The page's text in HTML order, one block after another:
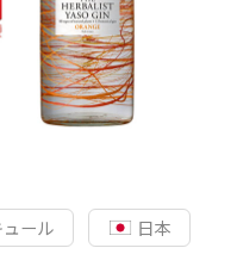
ール 日本